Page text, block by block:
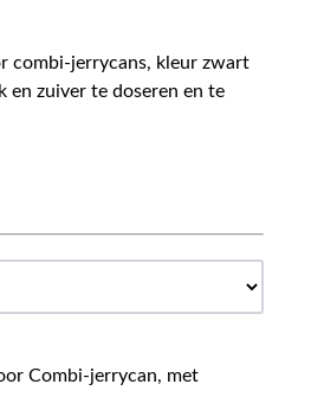
combi-jerrycans, kleur zwart
en zuiver te doseren en te
Combi-jerrycan, met